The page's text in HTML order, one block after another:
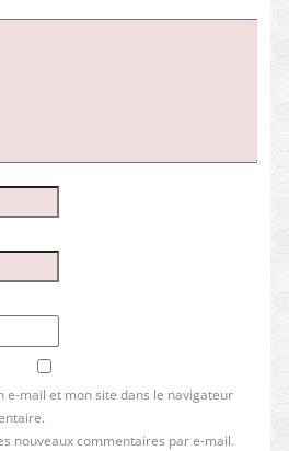
e-mail et mon site dans le navigateur
nouveaux commentaires par e-mail.